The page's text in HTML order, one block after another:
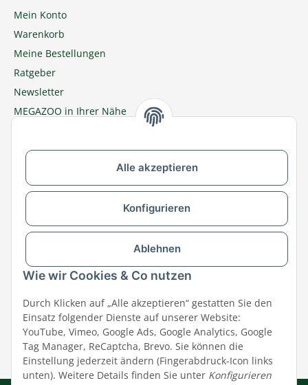
Alle akzeptieren
Konfigurieren
Ablehnen
Wie wir Cookies & Co nutzen
Durch Klicken auf „Alle akzeptieren“ gestatten Sie den
Einsatz folgender Dienste auf unserer Website:
YouTube, Vimeo, Google Ads, Google Analytics, Google
Tag Manager, ReCaptcha, Brevo. Sie können die
Einstellung jederzeit ändern (Fingerabdruck-Icon links
unten). Weitere Details finden Sie unter Konfigurieren
Mein Konto
Warenkorb
Meine Bestellungen
Ratgeber
Newsletter
MEGAZOO in Ihrer Nähe
Zu MEGAZOO-nord.de wechseln
Versandpartner & Zahlungsmöglichkeiten